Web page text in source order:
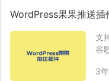
WordPress果果推送插
支
谷
更
3